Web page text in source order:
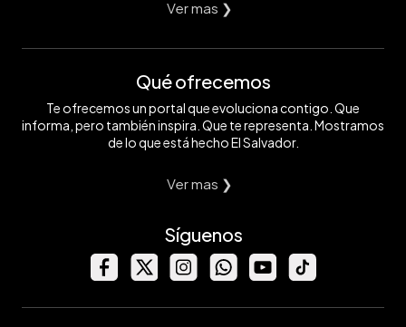
Ver mas ❯
Qué ofrecemos
Te ofrecemos un portal que evoluciona contigo. Que
informa, pero también inspira. Que te representa. Mostramos
de lo que está hecho El Salvador.
Ver mas ❯
Síguenos